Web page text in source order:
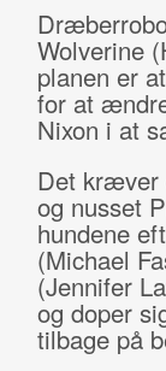
Wolverine
planen er
for at
Nixon i at
Det kræver
og nusset
hundene
(Michael
(Jennifer
og doper
tilbage på